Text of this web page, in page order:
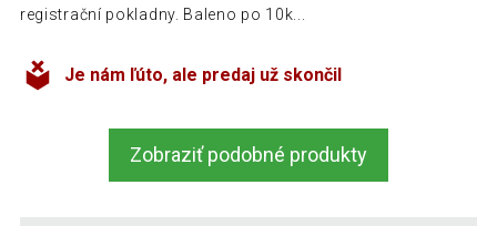
registrační pokladny. Baleno po 10k...
Je nám ľúto, ale predaj už skončil
Zobraziť podobné produkty